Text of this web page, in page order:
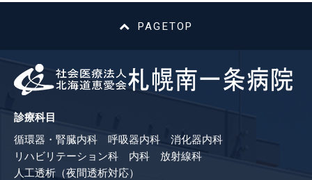
PAGETOP
診療科目
循環器・腎臓内科 呼吸器内科 消化器内科
リハビリテーション科 内科 放射線科
人工透析（夜間透析対応）